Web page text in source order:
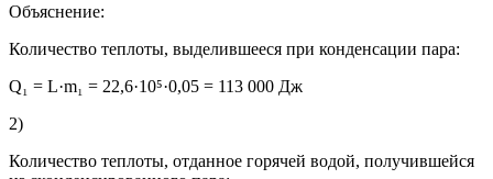
Объяснение:
Количество теплоты, выделившееся при конденсации пара:
Q₁ = L·m₁ = 22,6·10⁵·0,05 = 113 000 Дж
2)
Количество теплоты, отданное горячей водой, получившейся